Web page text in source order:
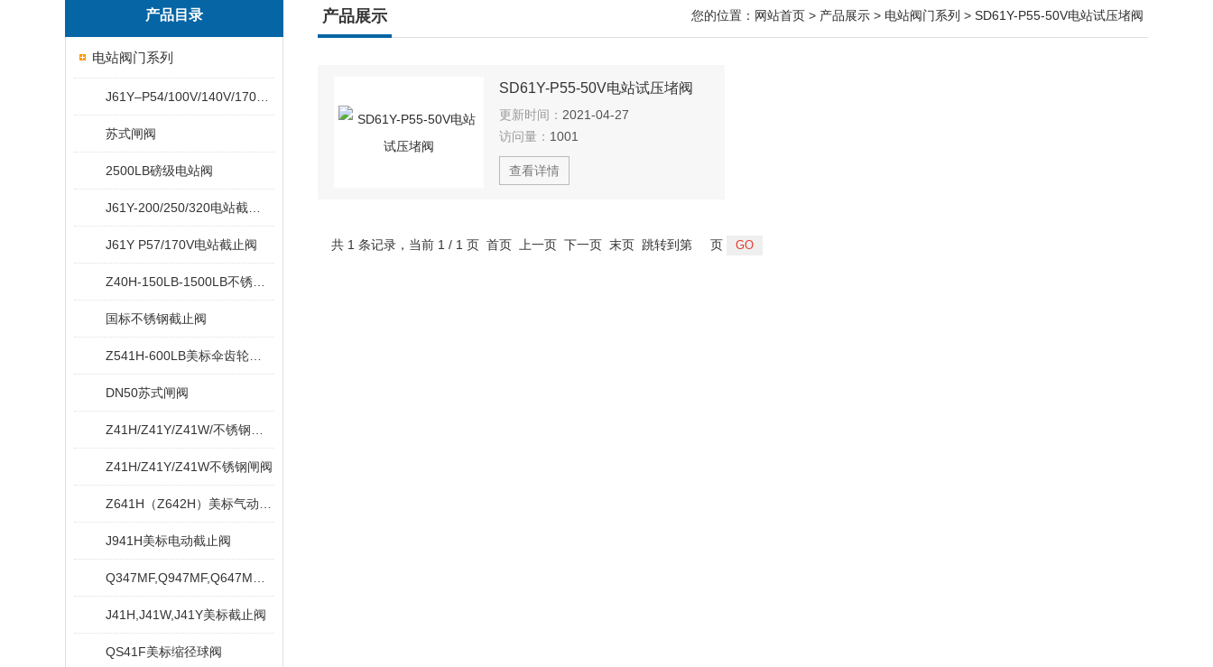
产品目录
电站阀门系列
苏式闸阀
2500LB磅级电站阀
J61Y P57/170V电站截止阀
国标不锈钢截止阀
DN50苏式闸阀
Z41H/Z41Y/Z41W不锈钢闸阀
J941H美标电动截止阀
J41H,J41W,J41Y美标截止阀
QS41F美标缩径球阀
产品展示 您的位置： 网站首页 > 产品展示 > 电站阀门系列 > SD61Y-P55-50V电站试压堵阀
SD61Y-P55-50V电站试压堵阀
更新时间： 2021-04-27
访问量： 1001
查看详情
共 1 条记录，当前 1 / 1 页 首页 上一页 下一页 末页 跳转到第 页